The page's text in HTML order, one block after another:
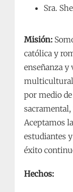
Sra.
Misión:
católica y
enseñanza
por medio
sacramental,
Aceptamos
estudiantes
éxito
Hechos: